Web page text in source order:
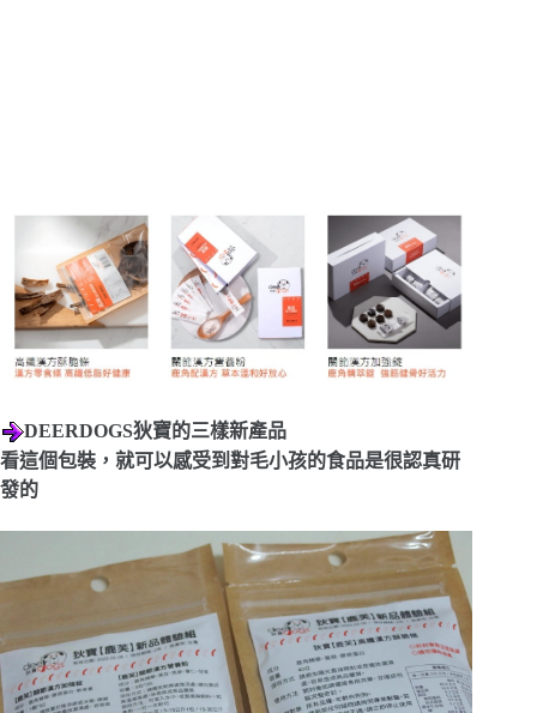
DEERDOGS狄寶的三樣新產品
看這個包裝，就可以感受到對毛小孩的食品是很認真研
發的